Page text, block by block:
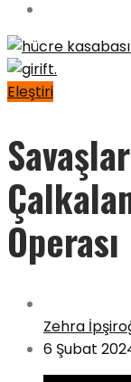
Eleştiri
Operası
Zehra
6 Şubat